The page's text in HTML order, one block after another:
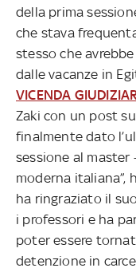
della prima
che stava
stesso che
dalle vacanze in
VICENDA
Zaki con un post
finalmente dato
sessione al
moderna italiana”,
ha ringraziato il
i professori e ha
poter essere
detenzione in